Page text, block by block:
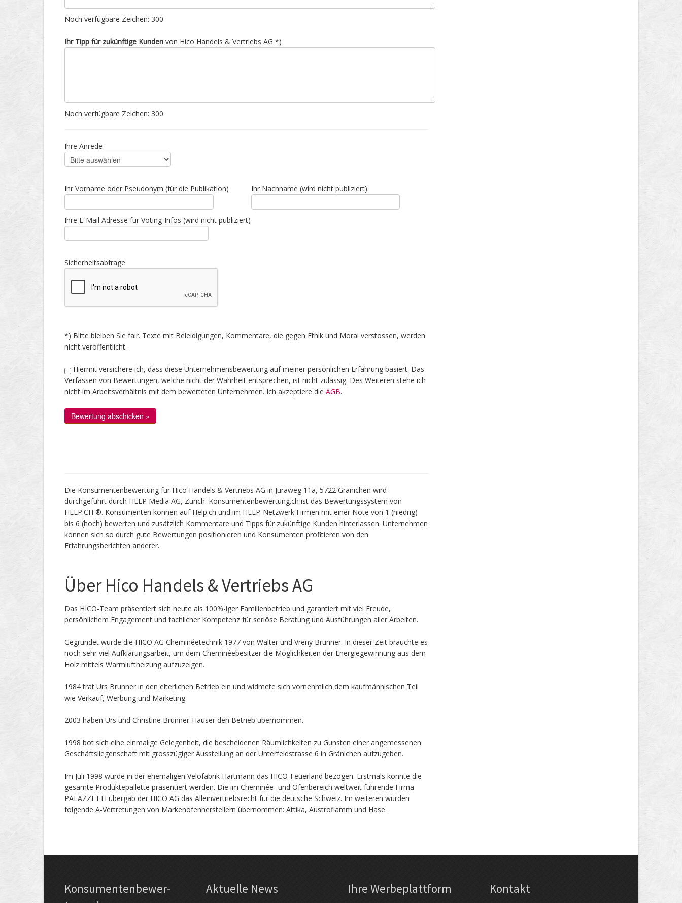
Noch verfügbare Zeichen: 300
Ihr Tipp für zukünftige Kunden von Hico Handels & Vertriebs AG *)
Noch verfügbare Zeichen: 300
Ihre Anrede
Ihr Vorname oder Pseudonym (für die Publikation) Ihr Nachname (wird nicht publiziert)
Ihre E-Mail Adresse für Voting-Infos (wird nicht publiziert)
Sicherheitsabfrage
*) Bitte bleiben Sie fair. Texte mit Beleidigungen, Kommentare, die gegen Ethik und Moral verstossen, werden
nicht veröffentlicht.
Hiermit versichere ich, dass diese Unternehmensbewertung auf meiner persönlichen Erfahrung basiert. Das
Verfassen von Bewertungen, welche nicht der Wahrheit entsprechen, ist nicht zulässig. Des Weiteren stehe ich
nicht im Arbeitsverhältnis mit dem bewerteten Unternehmen. Ich akzeptiere die AGB.
Die Konsumentenbewertung für Hico Handels & Vertriebs AG in Juraweg 11a, 5722 Gränichen wird
durchgeführt durch HELP Media AG, Zürich. Konsumentenbewertung.ch ist das Bewertungssystem von
HELP.CH ®. Konsumenten können auf Help.ch und im HELP-Netzwerk Firmen mit einer Note von 1 (niedrig)
bis 6 (hoch) bewerten und zusätzlich Kommentare und Tipps für zukünftige Kunden hinterlassen. Unternehmen
können sich so durch gute Bewertungen positionieren und Konsumenten profitieren von den
Erfahrungsberichten anderer.
Über Hico Handels & Vertriebs AG
Das HICO-Team präsentiert sich heute als 100%-iger Familienbetrieb und garantiert mit viel Freude,
persönlichem Engagement und fachlicher Kompetenz für seriöse Beratung und Ausführungen aller Arbeiten.
Gegründet wurde die HICO AG Cheminéetechnik 1977 von Walter und Vreny Brunner. In dieser Zeit brauchte es
noch sehr viel Aufklärungsarbeit, um dem Cheminéebesitzer die Möglichkeiten der Energiegewinnung aus dem
Holz mittels Warmluftheizung aufzuzeigen.
1984 trat Urs Brunner in den elterlichen Betrieb ein und widmete sich vornehmlich dem kaufmännischen Teil
wie Verkauf, Werbung und Marketing.
2003 haben Urs und Christine Brunner-Hauser den Betrieb übernommen.
1998 bot sich eine einmalige Gelegenheit, die bescheidenen Räumlichkeiten zu Gunsten einer angemessenen
Geschäftsliegenschaft mit grosszügiger Ausstellung an der Unterfeldstrasse 6 in Gränichen aufzugeben.
Im Juli 1998 wurde in der ehemaligen Velofabrik Hartmann das HICO-Feuerland bezogen. Erstmals konnte die
gesamte Produktepallette präsentiert werden. Die im Cheminée- und Ofenbereich weltweit führende Firma
PALAZZETTI übergab der HICO AG das Alleinvertriebsrecht für die deutsche Schweiz. Im weiteren wurden
folgende A-Vertretungen von Markenofenherstellern übernommen: Attika, Austroflamm und Hase.
Kon­su­menten­be­wer­
Aktuelle News Ihre Werbe­platt­form Kontakt